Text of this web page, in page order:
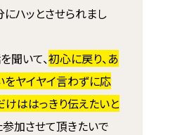
にハッとさせられまし
聞いて、初心に戻り、あ
をヤイヤイ言わずに応
けははっきり伝えたいと
参加させて頂きたいで